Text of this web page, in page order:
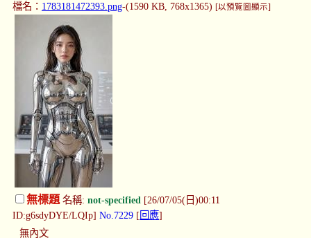
檔名： 1783181472393.png-(1590 KB, 768x1365) [以預覽圖顯示]
無標題名稱: not-specified [26/07/05(日)00:11
ID:g6sdyDYE/LQIp] No.7229 [ 回應]
無內文